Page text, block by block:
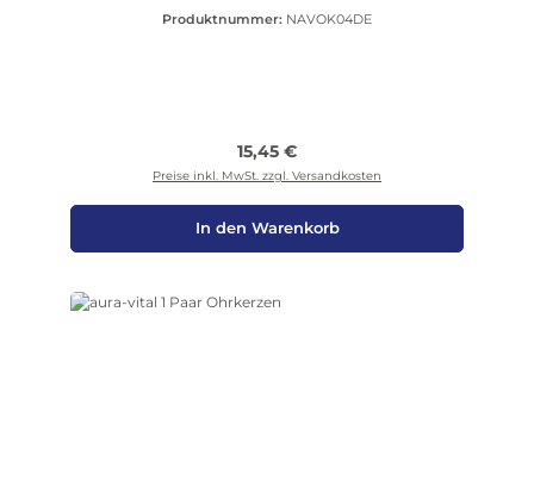
Produktnummer: NAVOK04DE
Regulärer Preis:
15,45 €
Preise inkl. MwSt. zzgl. Versandkosten
In den Warenkorb